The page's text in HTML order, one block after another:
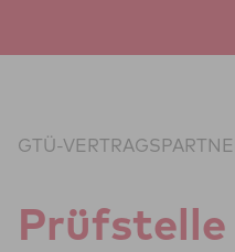
GTÜ-
Prüf­stelle